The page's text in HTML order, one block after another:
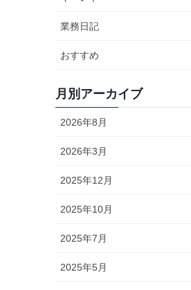
業務日記
おすすめ
月別アーカイブ
2026年8月
2026年3月
2025年12月
2025年10月
2025年7月
2025年5月